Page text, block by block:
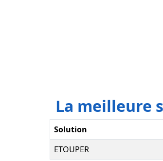
La meilleure
Solution
ETOUPER